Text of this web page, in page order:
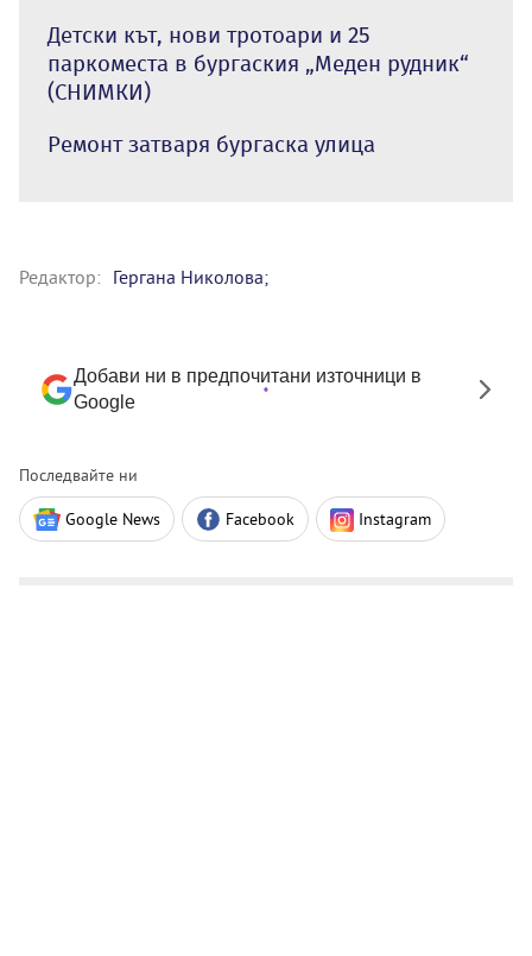
Детски кът, нови тротоари и 25
паркоместа в бургаския „Меден рудник“
(СНИМКИ)
Ремонт затваря бургаска улица
Редактор: Гергана Николова;
Добави ни в предпочитани източници в
Google
Последвайте ни
Google News Facebook Instagram